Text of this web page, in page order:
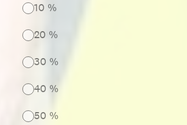
10 %
20 %
30 %
40 %
50 %